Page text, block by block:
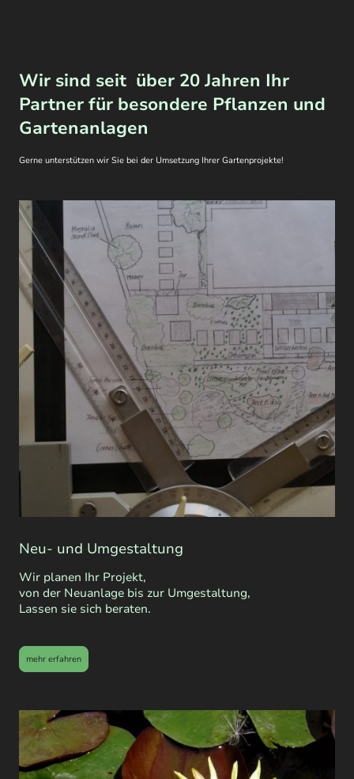
Wir sind seit über 20 Jahren Ihr
Partner für besondere Pflanzen und
Gartenanlagen
Gerne unterstützen wir Sie bei der Umsetzung Ihrer Gartenprojekte!
Neu- und Umgestaltung
Wir planen Ihr Projekt,
von der Neuanlage bis zur Umgestaltung,
Lassen sie sich beraten.
mehr erfahren